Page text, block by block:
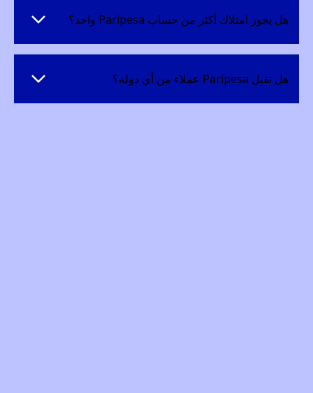
هل يجوز امتلاك أكثر من حساب Paripesa واحد؟
هل تقبل Paripesa عملاء من أي دولة؟